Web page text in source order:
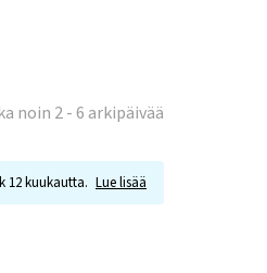
noin 2 - 6 arkipäivää
12 kuukautta. Lue lisää